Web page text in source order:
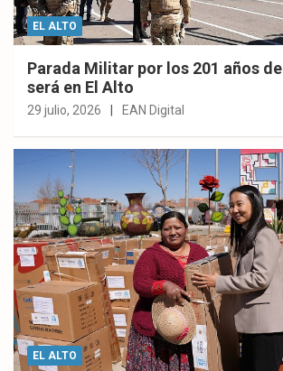
EL ALTO
Parada Militar por los 201 años de
será en El Alto
29 julio, 2026 EAN Digital
EL ALTO